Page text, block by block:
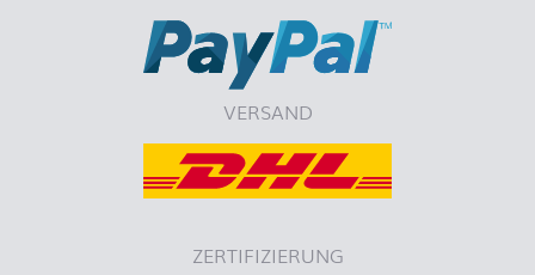
VERSAND
ZERTIFIZIERUNG